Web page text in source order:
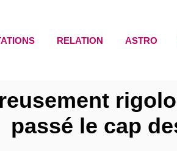
RELATION ASTRO
passé le cap